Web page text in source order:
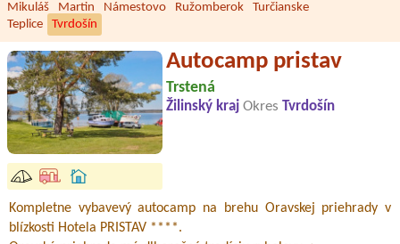
Mikuláš
Martin Námestovo Ružomberok
Turčianske
Teplice
Tvrdošín
Autocamp pristav
Trstená
Žilinský kraj Okres Tvrdošín
Kompletne vybavevý autocamp na brehu Oravskej priehrady v
blízkosti Hotela PRISTAV ****.